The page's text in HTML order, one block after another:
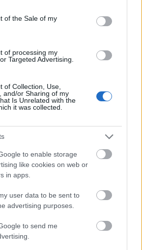
specified purposes in below Google
of the Sale of my
of processing my
Targeted Advertising.
of Collection, Use,
and/or Sharing of my
Is Unrelated with the
it was collected.
to enable storage
like cookies on web or
in apps.
user data to be sent to
advertising purposes.
to send me
ezen dolgozik. Viszont
érkeznek webhelyére,
alapján, nem számíthat.
először látogatóktól
során mindig figyelembe
előnyeit és hátrányait. Néha a
rossz benyomást kelt, és úgy
igaz. Szintén jó
hasonló terméket, és felsorolni
a cikkben felsorolt ​​tanácsokra. Az
egyre növekvő szükséglete
fontosabb annak
Létrejött az
ereje, és megfelelő tanácsokkal